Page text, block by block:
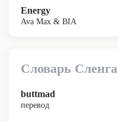
Energy
Ava Max & BIA
Словарь Сленга
buttmad
перевод